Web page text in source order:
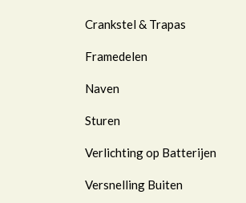
Crankstel & Trapas
Framedelen
Naven
Sturen
Verlichting op Batterijen
Versnelling Buiten